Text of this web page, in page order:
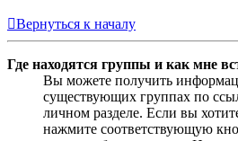
Вернуться к началу
Где находятся группы и как мне
Вы можете получить
существующих группах по
личном разделе. Если вы
нажмите соответствующую